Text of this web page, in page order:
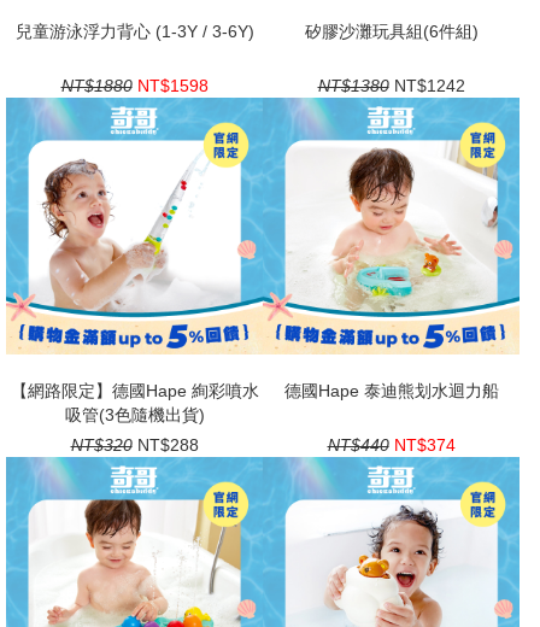
兒童游泳浮力背心 (1-3Y / 3-6Y)
NT$1880 NT$1598
矽膠沙灘玩具組(6件組)
NT$1380 NT$1242
【網路限定】德國Hape 絢彩噴水
吸管(3色隨機出貨)
NT$320 NT$288
德國Hape 泰迪熊划水迴力船
NT$440 NT$374